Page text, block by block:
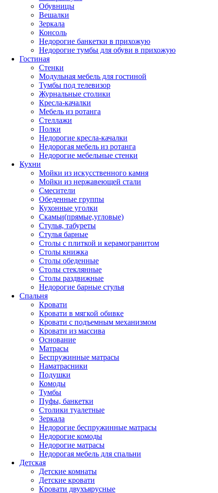
Обувницы
Вешалки
Зеркала
Консоль
Недорогие банкетки в прихожую
Недорогие тумбы для обуви в прихожую
Гостиная
Стенки
Модульная мебель для гостиной
Тумбы под телевизор
Журнальные столики
Кресла-качалки
Мебель из ротанга
Стеллажи
Полки
Недорогие кресла-качалки
Недорогая мебель из ротанга
Недорогие мебельные стенки
Кухни
Мойки из искусственного камня
Мойки из нержавеющей стали
Смесители
Обеденные группы
Кухонные уголки
Скамьи(прямые,угловые)
Стулья, табуреты
Стулья барные
Столы с плиткой и керамогранитом
Столы книжка
Столы обеденные
Столы стеклянные
Столы раздвижные
Недорогие барные стулья
Спальня
Кровати
Кровати в мягкой обивке
Кровати с подъемным механизмом
Кровати из массива
Основание
Матрасы
Беспружинные матрасы
Наматрасники
Подушки
Комоды
Тумбы
Пуфы, банкетки
Столики туалетные
Зеркала
Недорогие беспружинные матрасы
Недорогие комоды
Недорогие матрасы
Недорогая мебель для спальни
Детская
Детские комнаты
Детские кровати
Кровати двухъярусные